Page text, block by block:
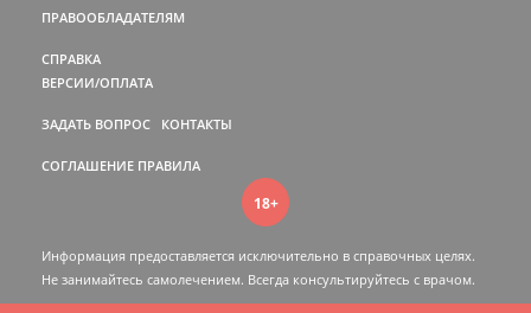
ПРАВООБЛАДАТЕЛЯМ
СПРАВКА
ВЕРСИИ/ОПЛАТА
ЗАДАТЬ ВОПРОС КОНТАКТЫ
СОГЛАШЕНИЕ ПРАВИЛА
18+
Информация предоставляется исключительно в справочных целях.
Не занимайтесь самолечением. Всегда консультируйтесь c врачом.